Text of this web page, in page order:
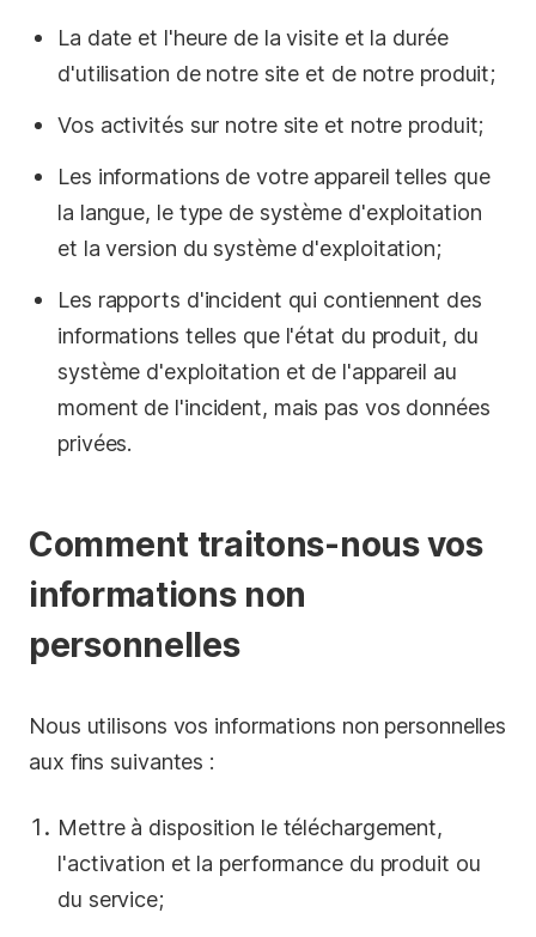
La date et l'heure de la visite et la durée
d'utilisation de notre site et de notre produit;
Vos activités sur notre site et notre produit;
Les informations de votre appareil telles que
la langue, le type de système d'exploitation
et la version du système d'exploitation;
Les rapports d'incident qui contiennent des
informations telles que l'état du produit, du
système d'exploitation et de l'appareil au
moment de l'incident, mais pas vos données
privées.
Comment traitons-nous vos
informations non
personnelles
Nous utilisons vos informations non personnelles
aux fins suivantes :
Mettre à disposition le téléchargement,
l'activation et la performance du produit ou
du service;